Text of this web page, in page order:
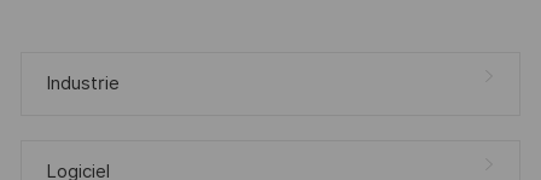
Industrie
Logiciel